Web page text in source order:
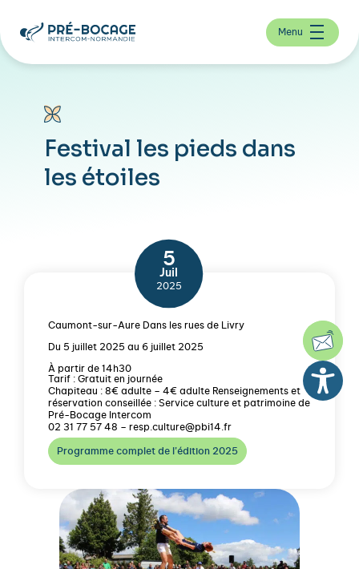
Menu
Festival les pieds dans
les étoiles
5
Juil
2025
Caumont-sur-Aure Dans les rues de Livry
Du 5 juillet 2025 au 6 juillet 2025
À partir de 14h30
Tarif : Gratuit en journée
Chapiteau : 8€ adulte – 4€ adulte Renseignements et
réservation conseillée : Service culture et patrimoine de
Pré-Bocage Intercom
02 31 77 57 48 – resp.culture@pbi14.fr
Programme complet de l’édition 2025